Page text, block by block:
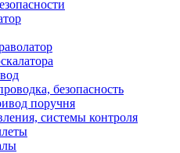
безопасность
поручня
системы контроля